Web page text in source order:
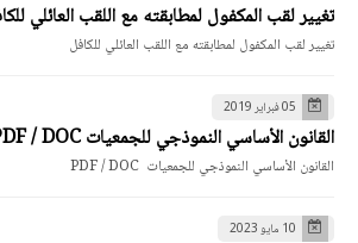
تغيير لقب المكفول لمطابقته مع اللقب العائلي
تغيير لقب المكفول لمطابقته مع اللقب العائلي للكافل
05 فبراير 2019
القانون الأساسي النموذجي للجمعيات PDF / DOC
القانون الأساسي النموذجي للجمعيات PDF / DOC
10 مايو 2023